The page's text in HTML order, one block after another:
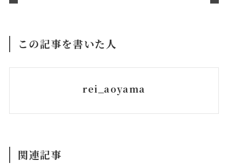
この記事を書いた人
rei_aoyama
関連記事